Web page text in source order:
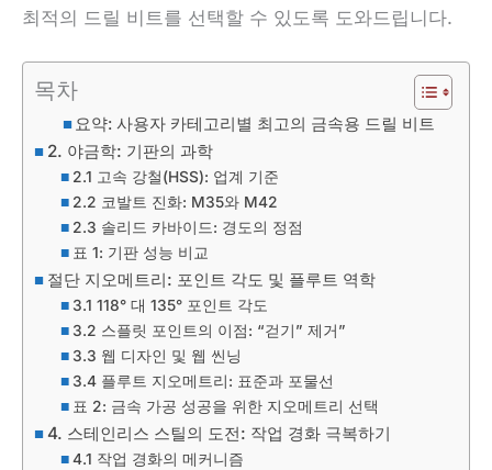
최적의 드릴 비트를 선택할 수 있도록 도와드립니다.
목차
요약: 사용자 카테고리별 최고의 금속용 드릴 비트
2. 야금학: 기판의 과학
2.1 고속 강철(HSS): 업계 기준
2.2 코발트 진화: M35와 M42
2.3 솔리드 카바이드: 경도의 정점
표 1: 기판 성능 비교
절단 지오메트리: 포인트 각도 및 플루트 역학
3.1 118° 대 135° 포인트 각도
3.2 스플릿 포인트의 이점: “걷기” 제거”
3.3 웹 디자인 및 웹 씬닝
3.4 플루트 지오메트리: 표준과 포물선
표 2: 금속 가공 성공을 위한 지오메트리 선택
4. 스테인리스 스틸의 도전: 작업 경화 극복하기
4.1 작업 경화의 메커니즘